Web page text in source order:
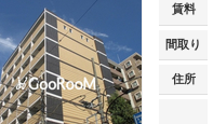
賃料
間取り
住所